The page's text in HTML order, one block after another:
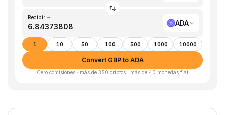
Recibir ~
ADA
1 10 50 100 500 1000 10000
Convert GBP to ADA
Cero comisiones · más de 350 criptos · más de 40 monedas fiat